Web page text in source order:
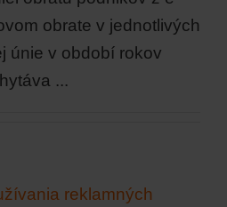
obrate v jednotlivých
únie v období rokov
...